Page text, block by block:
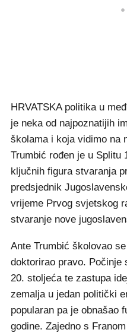
HRVATSKA politika u
je neka od najpoznatijih
školama i koja vidimo na
Trumbić rođen je u Splitu
ključnih figura stvaranja
predsjednik
vrijeme Prvog svjetskog
stvaranje nove
Ante Trumbić školovao
doktorirao pravo. Počinje
20. stoljeća te zastupa
zemalja u jedan politički
popularan pa je obnašao
godine. Zajedno s